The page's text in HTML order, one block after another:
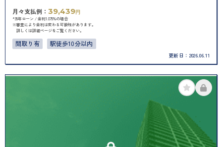
月々支払例： 39,439円
*35年ローン / 金利1.075%の場合
※審査により金利は変わる可能性があります。
詳しくは詳細ページをご覧ください。
間取り有 駅徒歩10分以内
更新日： 2026.06.11